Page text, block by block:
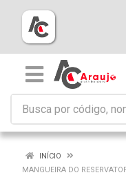
INÍCIO
MANGUEIRA DO